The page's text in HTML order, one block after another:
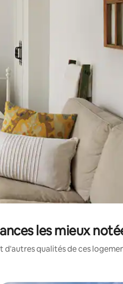
le bas, ou en appuyant dessus et
les mieux
qualités de ces